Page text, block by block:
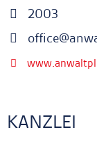
2003
KANZLEI